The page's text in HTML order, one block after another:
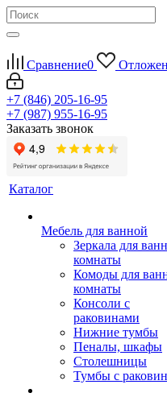
Сравнение0
+7 (846) 205-16-95
+7 (987) 955-16-95
Заказать звонок
Каталог
Мебель для ванной
Зеркала для
комнаты
Комоды для
комнаты
Консоли с
раковинами
Нижние тумбы
Пеналы, шкафы
Столешницы
Тумбы с